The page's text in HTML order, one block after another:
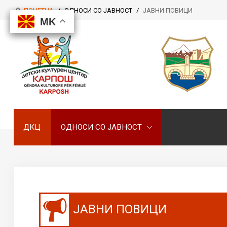
MK
MK
ОДНОСИ СО ЈАВНОСТ
ПОЧЕТНА / ОДНОСИ СО ЈАВНОСТ / ЈАВНИ ПОВИЦИ
MK
MK
ДКЦ ОДНОСИ СО ЈАВНОСТ
ЈАВНИ ПОВИЦИ